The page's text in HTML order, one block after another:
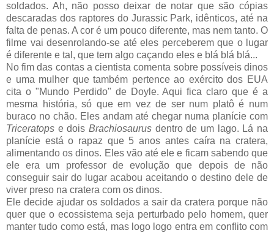
soldados. Ah, não posso deixar de notar que são cópias
descaradas dos raptores do Jurassic Park, idênticos, até na
falta de penas. A cor é um pouco diferente, mas nem tanto. O
filme vai desenrolando-se até eles perceberem que o lugar
é diferente e tal, que tem algo caçando eles e blá blá blá...
No fim das contas a cientista comenta sobre possíveis dinos
e uma mulher que também pertence ao exército dos EUA
cita o "Mundo Perdido" de Doyle. Aqui fica claro que é a
mesma história, só que em vez de ser num platô é num
buraco no chão. Eles andam até chegar numa planície com
Triceratops e doisBrachiosaurus dentro de um lago. Lá na
planície está o rapaz que 5 anos antes caíra na cratera,
alimentando os dinos. Eles vão até ele e ficam sabendo que
ele era um professor de evolução que depois de não
conseguir sair do lugar acabou aceitando o destino dele de
viver preso na cratera com os dinos.
Ele decide ajudar os soldados a sair da cratera porque não
quer que o ecossistema seja perturbado pelo homem, quer
manter tudo como está, mas logo logo entra em conflito com